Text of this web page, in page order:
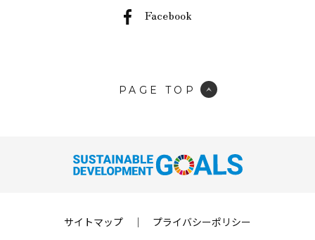
Facebook
PAGE TOP
サイトマップ ｜ プライバシーポリシー